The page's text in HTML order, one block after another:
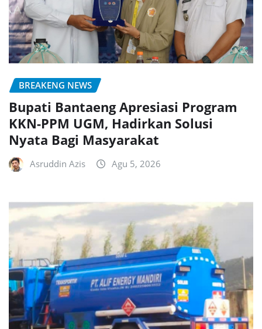
BREAKENG NEWS
Bupati Bantaeng Apresiasi Program
KKN-PPM UGM, Hadirkan Solusi
Nyata Bagi Masyarakat
Asruddin Azis Agu 5, 2026